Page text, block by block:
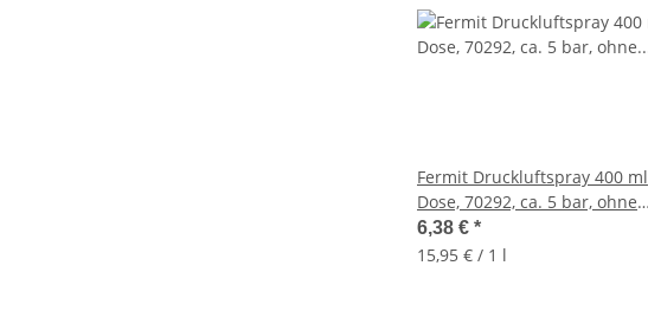
Fermit Druckluftspray 400 ml
Dose, 70292, ca. 5 bar, ohne
Rückstände
6,38 € *
15,95 € / 1 l